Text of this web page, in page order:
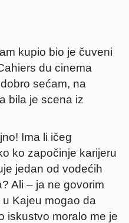
kupio bio je čuveni
du cinema
sećam, na
bila je scena iz
Ima li ičeg
ko započinje karijeru
jedan od vodećih
Ali – ja ne govorim
Kajeu mogao da
iskustvo moralo me je